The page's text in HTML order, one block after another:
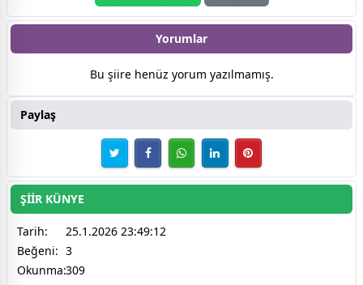
Yorumlar
Bu şiire henüz yorum yazılmamış.
Paylaş
ŞİİR KÜNYE
Tarih:
25.1.2026 23:49:12
Beğeni: 3
Okunma:309